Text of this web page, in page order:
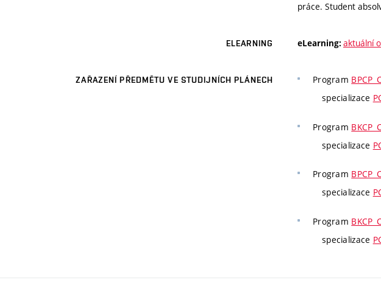
práce. Student
ELEARNING eLearning: aktuální
ZAŘAZENÍ PŘEDMĚTU VE STUDIJNÍCH PLÁNECH Program
specializace
Program
specializace
Program
specializace
Program
specializace